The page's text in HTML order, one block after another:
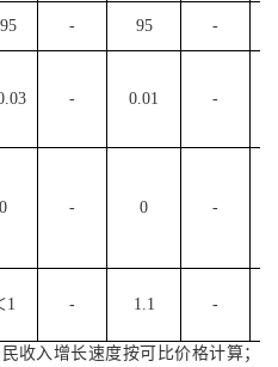
- 95 -
- 0.01 -
0 - 0 -
1 - 1.1 -
收入 增长速度按可比价格计算；